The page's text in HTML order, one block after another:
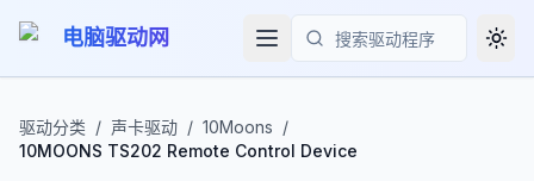
电脑驱动网
搜索
驱动分类 / 声卡驱动 / 10Moons /
10MOONS TS202 Remote Control Device